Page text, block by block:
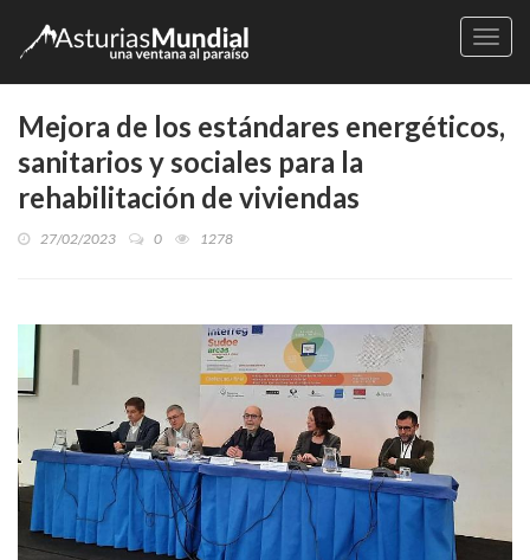
Mejora de los estándares energéticos,
sanitarios y sociales para la
rehabilitación de viviendas
27/02/2023 0 1278